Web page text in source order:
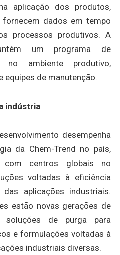
aplicação dos produtos,
dados em tempo
processos produtivos. A
um programa de
no ambiente produtivo,
equipes de manutenção.
indústria
desempenha
da Chem-Trend no país,
com centros globais no
voltadas à eficiência
aplicações industriais.
estão novas gerações de
soluções de purga para
e formulações voltadas à
industriais diversas.